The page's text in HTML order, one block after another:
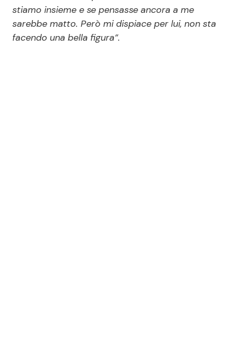
stiamo insieme e se pensasse ancora a me
sarebbe matto. Però mi dispiace per lui, non sta
facendo una bella figura”.